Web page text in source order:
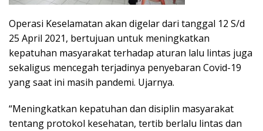
Operasi Keselamatan akan digelar dari tanggal 12 S/d
25 April 2021, bertujuan untuk meningkatkan
kepatuhan masyarakat terhadap aturan lalu lintas juga
sekaligus mencegah terjadinya penyebaran Covid-19
yang saat ini masih pandemi. Ujarnya.
“Meningkatkan kepatuhan dan disiplin masyarakat
tentang protokol kesehatan, tertib berlalu lintas dan